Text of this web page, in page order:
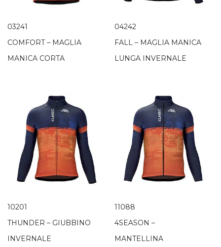
03241
COMFORT – MAGLIA
MANICA CORTA
04242
FALL – MAGLIA MANICA
LUNGA INVERNALE
10201
THUNDER – GIUBBINO
INVERNALE
11088
4SEASON –
MANTELLINA